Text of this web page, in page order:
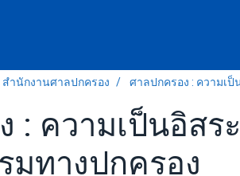
สำนักงานศาลปกครอง ศาลปกครอง : ความเ
: ความเป็นอิสร
มทางปกครอง